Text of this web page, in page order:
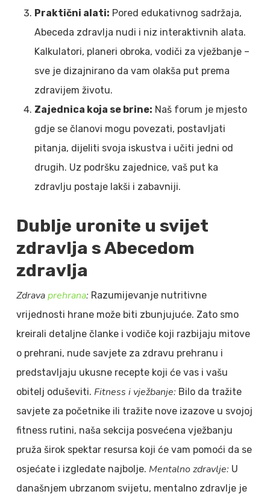
Praktični alati: Pored edukativnog sadržaja,
Abeceda zdravlja nudi i niz interaktivnih alata.
Kalkulatori, planeri obroka, vodiči za vježbanje –
sve je dizajnirano da vam olakša put prema
zdravijem životu.
Zajednica koja se brine: Naš forum je mjesto
gdje se članovi mogu povezati, postavljati
pitanja, dijeliti svoja iskustva i učiti jedni od
drugih. Uz podršku zajednice, vaš put ka
zdravlju postaje lakši i zabavniji.
Dublje uronite u svijet
zdravlja s Abecedom
zdravlja
Zdravaprehrana: Razumijevanje nutritivne
vrijednosti hrane može biti zbunjujuće. Zato smo
kreirali detaljne članke i vodiče koji razbijaju mitove
o prehrani, nude savjete za zdravu prehranu i
predstavljaju ukusne recepte koji će vas i vašu
obitelj oduševiti. Fitness i vježbanje: Bilo da tražite
savjete za početnike ili tražite nove izazove u svojoj
fitness rutini, naša sekcija posvećena vježbanju
pruža širok spektar resursa koji će vam pomoći da se
osjećate i izgledate najbolje. Mentalno zdravlje: U
današnjem ubrzanom svijetu, mentalno zdravlje je